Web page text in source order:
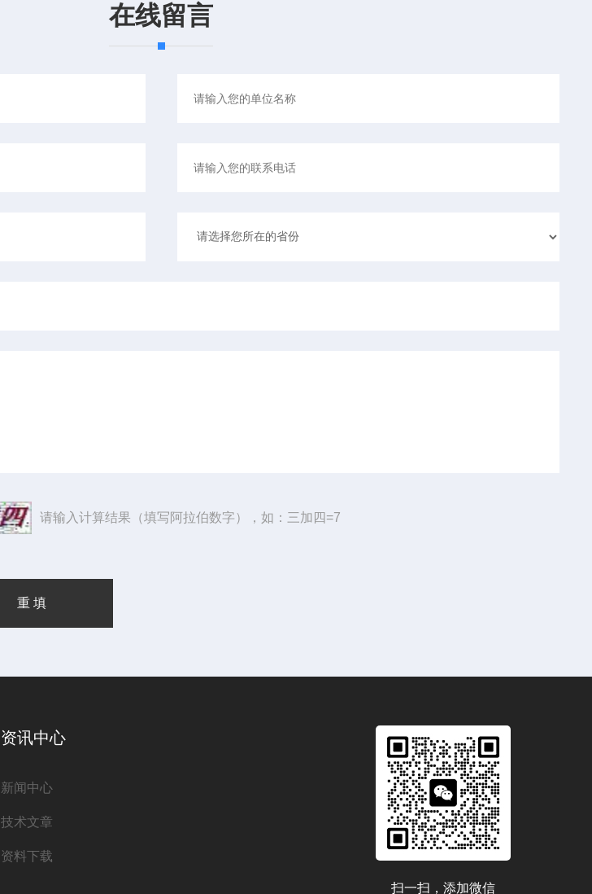
在线留言
请输入计算结果（填写阿拉伯数字），如：三加四=7
资讯中心
新闻中心
技术文章
资料下载
扫一扫，添加微信